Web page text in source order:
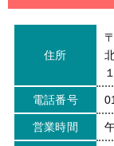
住所
電話番号
営業時間